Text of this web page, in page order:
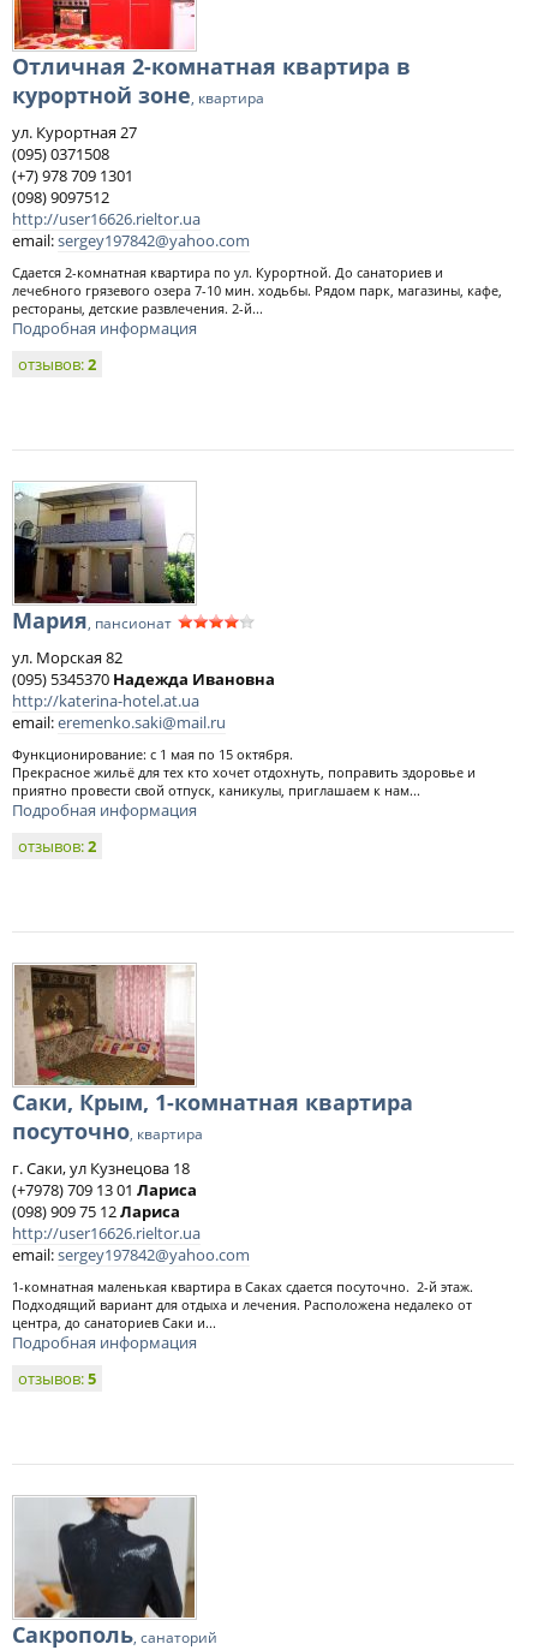
Отличная 2-комнатная квартира в
курортной зоне, квартира
ул. Курортная 27
(095) 0371508
(+7) 978 709 1301
(098) 9097512
http://user16626.rieltor.uа
email:sergey197842@yahoo.com
Сдается 2-комнатная квартира по ул. Курортной. До санаториев и
лечебного грязевого озера 7-10 мин. ходьбы. Рядом парк, магазины, кафе,
рестораны, детские развлечения. 2-й...
Подробная информация
отзывов:2
Мария, пансионат
ул. Морская 82
(095) 5345370 Надежда Ивановна
http://katerina-hotel.at.ua
email:eremenko.saki@mail.ru
Функционирование: с 1 мая по 15 октября.
Прекрасное жильё для тех кто хочет отдохнуть, поправить здоровье и
приятно провести свой отпуск, каникулы, приглашаем к нам...
Подробная информация
отзывов:2
Саки, Крым, 1-комнатная квартира
посуточно, квартира
г. Саки, ул Кузнецова 18
(+7978) 709 13 01 Лариса
(098) 909 75 12Лариса
http://user16626.rieltor.uа
email:sergey197842@yahoo.com
1-комнатная маленькая квартира в Саках сдается посуточно. 2-й этаж.
Подходящий вариант для отдыха и лечения. Расположена недалеко от
центра, до санаториев Саки и...
Подробная информация
отзывов:5
Сакрополь, санаторий